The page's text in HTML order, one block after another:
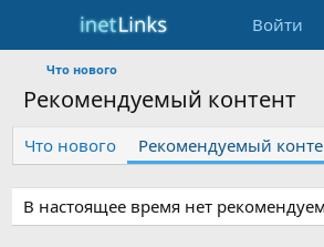
Войти
Что нового
Рекомендуемый контент
Что нового Рекомендуемый
В настоящее время нет